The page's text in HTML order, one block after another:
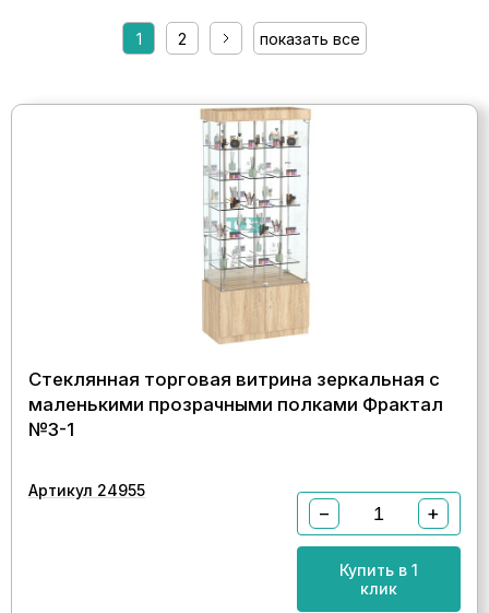
1 2 показать все
Стеклянная торговая витрина зеркальная с
маленькими прозрачными полками Фрактал
№3-1
Артикул 24955
− +
Купить в 1
клик